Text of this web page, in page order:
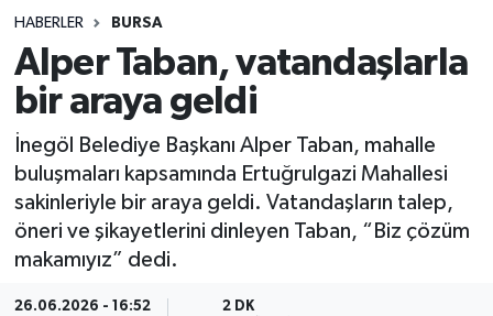
HABERLER BURSA
Alper Taban, vatandaşlarla
bir araya geldi
İnegöl Belediye Başkanı Alper Taban, mahalle
buluşmaları kapsamında Ertuğrulgazi Mahallesi
sakinleriyle bir araya geldi. Vatandaşların talep,
öneri ve şikayetlerini dinleyen Taban, “Biz çözüm
makamıyız” dedi.
26.06.2026 - 16:52 2 DK
Spor
Teknoloji
Yaşam